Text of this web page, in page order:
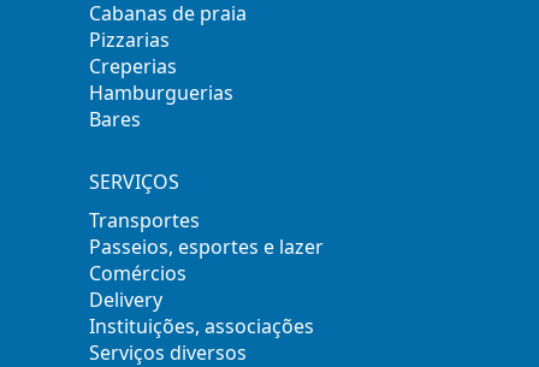
Cabanas de praia
Pizzarias
Creperias
Hamburguerias
Bares
SERVIÇOS
Transportes
Passeios, esportes e lazer
Comércios
Delivery
Instituições, associações
Serviços diversos